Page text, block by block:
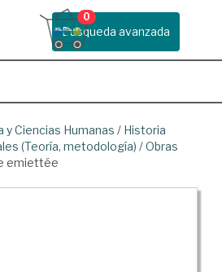
Busqueda avanzada
0
y Ciencias Humanas / Historia
(Teoría, metodología) /Obras
emiettée